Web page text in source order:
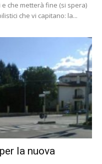
che metterà fine (si spera)
che vi capitano: la...
la nuova